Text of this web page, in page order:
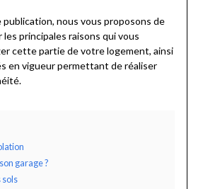
nous vous proposons de
principales raisons qui vous
cette partie de votre logement, ainsi
en vigueur permettant de réaliser
garage ?
sols